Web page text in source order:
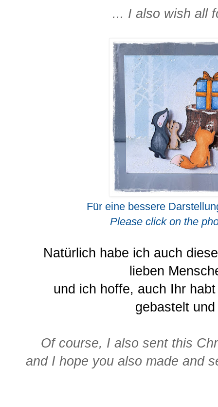
... I also wish all
Für eine bessere
Please click on the
Natürlich habe ich auch
lieben
und ich hoffe, auch Ihr
gebastelt
Of course, I also sent this
and I hope you also made and